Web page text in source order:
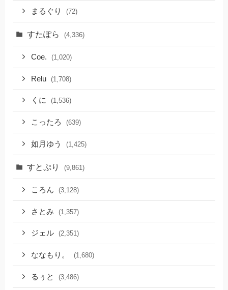
まるぐり (72)
すたぽら (4,336)
Coe. (1,020)
Relu (1,708)
くに (1,536)
こったろ (639)
如月ゆう (1,425)
すとぷり (9,861)
ころん (3,128)
さとみ (1,357)
ジェル (2,351)
ななもり。 (1,680)
るぅと (3,486)